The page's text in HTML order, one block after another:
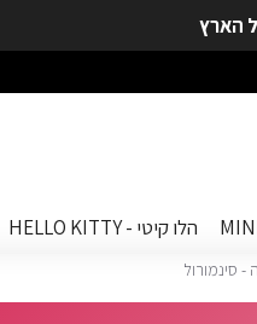
הארץ
הלו קיטי - HELLO KITTY
סינמורול